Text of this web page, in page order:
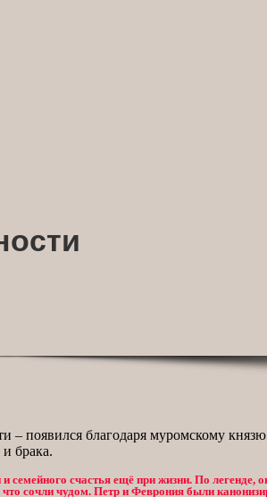
– появился благодаря муромскому
брака.
семейного счастья ещё при жизни. По
сочли чудом. Петр и Феврония были